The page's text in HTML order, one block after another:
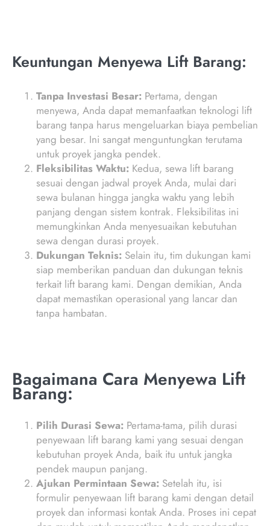
Keuntungan Menyewa Lift Barang:
Tanpa Investasi Besar: Pertama, dengan
menyewa, Anda dapat memanfaatkan teknologi lift
barang tanpa harus mengeluarkan biaya pembelian
yang besar. Ini sangat menguntungkan terutama
untuk proyek jangka pendek.
Fleksibilitas Waktu: Kedua, sewa lift barang
sesuai dengan jadwal proyek Anda, mulai dari
sewa bulanan hingga jangka waktu yang lebih
panjang dengan sistem kontrak. Fleksibilitas ini
memungkinkan Anda menyesuaikan kebutuhan
sewa dengan durasi proyek.
Dukungan Teknis: Selain itu, tim dukungan kami
siap memberikan panduan dan dukungan teknis
terkait lift barang kami. Dengan demikian, Anda
dapat memastikan operasional yang lancar dan
tanpa hambatan.
Bagaimana Cara Menyewa Lift
Barang:
Pilih Durasi Sewa: Pertama-tama, pilih durasi
penyewaan lift barang kami yang sesuai dengan
kebutuhan proyek Anda, baik itu untuk jangka
pendek maupun panjang.
Ajukan Permintaan Sewa: Setelah itu, isi
formulir penyewaan lift barang kami dengan detail
proyek dan informasi kontak Anda. Proses ini cepat